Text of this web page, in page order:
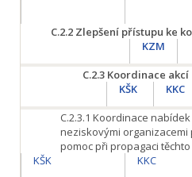
C.2.2Zlepšení přístupu ke
KZM
C.2.3 Koordinace akcí
KŠK
KKC
C.2.3.1 Koordinace
neziskovými
pomoc při propagaci
KŠK
KKC